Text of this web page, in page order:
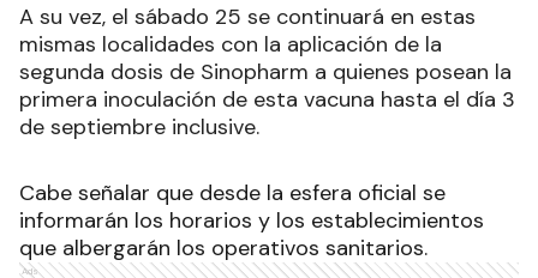
A su vez, el sábado 25 se continuará en estas
mismas localidades con la aplicación de la
segunda dosis de Sinopharm a quienes posean la
primera inoculación de esta vacuna hasta el día 3
de septiembre inclusive.
Cabe señalar que desde la esfera oficial se
informarán los horarios y los establecimientos
que albergarán los operativos sanitarios.
Ads